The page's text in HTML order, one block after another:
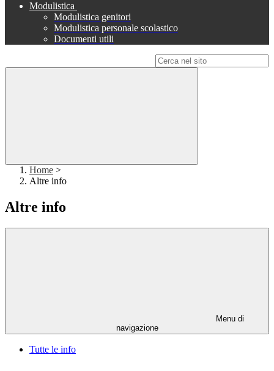
Modulistica
Modulistica genitori
Modulistica personale scolastico
Documenti utili
Home >
Altre info
Altre info
Menu di
navigazione
Tutte le info